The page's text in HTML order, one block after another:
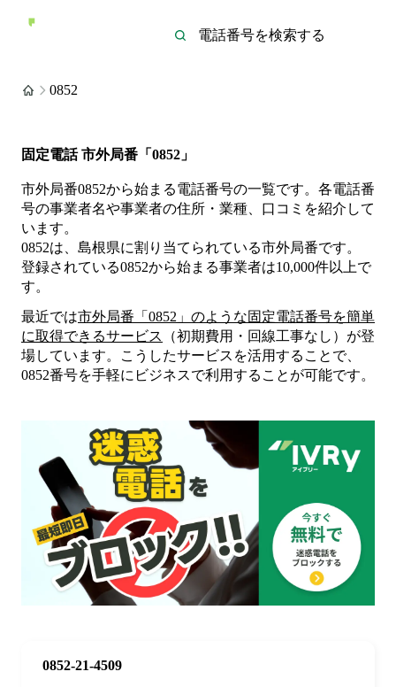
0852
固定電話 市外局番「0852」
市外局番0852から始まる電話番号の一覧です。各電話番
号の事業者名や事業者の住所・業種、口コミを紹介して
います。
0852は、島根県に割り当てられている市外局番です。
登録されている0852から始まる事業者は10,000件以上で
す。
最近では市外局番「 0852 」のような固定電話番号を簡単
に取得できるサービス
（初期費用・回線工事なし）が登
場しています。こうしたサービスを活用することで、
0852番号を手軽にビジネスで利用することが可能です。
0852-21-4509